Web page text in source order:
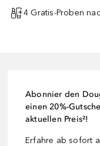
4 Gratis-Proben
Abonnier den
einen 20%-
aktuellen Preis²!
Erfahre ab sofort